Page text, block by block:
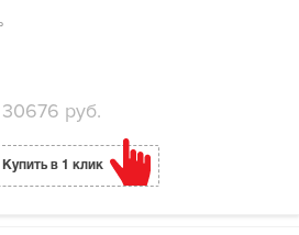
руб.
Купить в 1 клик